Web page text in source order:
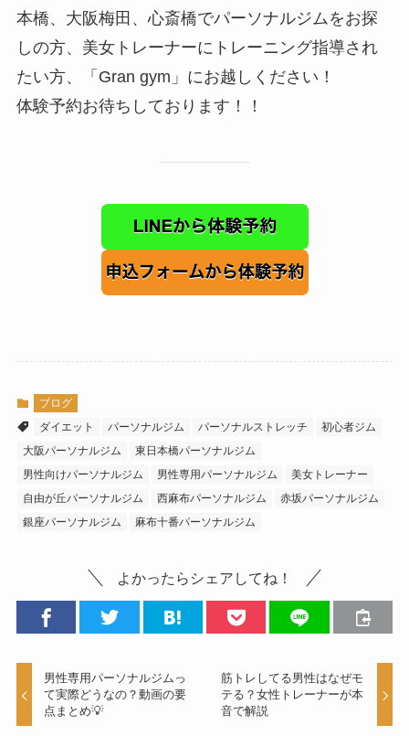
本橋、大阪梅田、心斎橋でパーソナルジムをお探
しの方、美女トレーナーにトレーニング指導され
たい方、「Gran gym」にお越しください！
体験予約お待ちしております！！
ブログ
ダイエット
パーソナルジム パーソナルストレッチ
初心者ジム
大阪パーソナルジム
東日本橋パーソナルジム
男性向けパーソナルジム
男性専用パーソナルジム
美女トレーナー
自由が丘パーソナルジム
西麻布パーソナルジム
赤坂パーソナルジム
銀座パーソナルジム
麻布十番パーソナルジム
よかったらシェアしてね！
男性専用パーソナルジムっ
て実際どうなの？動画の要
点まとめ💡
筋トレしてる男性はなぜモ
テる？女性トレーナーが本
音で解説